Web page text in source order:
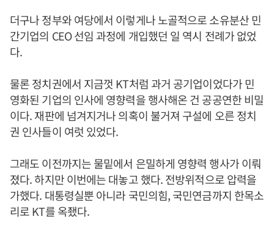
더구나 정부와 여당에서 이렇게나 노골적으로 소유분산 민
간기업의 CEO 선임 과정에 개입했던 일 역시 전례가 없었
다.
물론 정치권에서 지금껏 KT처럼 과거 공기업이었다가 민
영화된 기업의 인사에 영향력을 행사해온 건 공공연한 비밀
이다. 재판에 넘겨지거나 의혹이 불거져 구설에 오른 정치
권 인사들이 여럿 있었다.
그래도 이전까지는 물밑에서 은밀하게 영향력 행사가 이뤄
졌다. 하지만 이번에는 대놓고 했다. 전방위적으로 압력을
가했다. 대통령실뿐 아니라 국민의힘, 국민연금까지 한목소
리로 KT를 옥좼다.